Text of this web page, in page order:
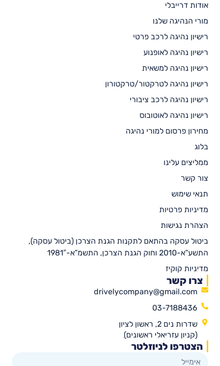
אודות דרייבלי
מורי הנהיגה שלנו
רישיון נהיגה לרכב פרטי
רישיון נהיגה לאופנוע
רישיון נהיגה למשאית
רישיון נהיגה לטרקטור/טרקטורון
רישיון נהיגה לרכב ציבורי
רישיון נהיגה לאוטובוס
מחירון פרסום למורי נהיגה
בלוג
ממליצים עלינו
צור קשר
תנאי שימוש
מדיניות פרטיות
הצהרת נגישות
ביטול עסקה בהתאם לתקנות הגנת הצרכן (ביטול עסקה),
התשע”א-2010 וחוק הגנת הצרכן, התשמ”א-1981″
מדיניות קוקיז
צרו קשר
drivelycompany@gmail.com
03-7188436
שדרות נים 2, ראשון לציון
(קניון עזריאלי ראשונים)
הצטרפו לניוזלטר